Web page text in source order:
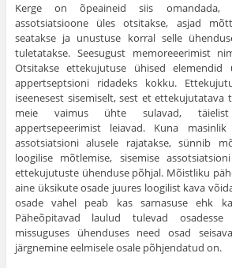
Kerge on õpeaineid siis omandada,
assotsiatsioone üles otsitakse, asjad
seatakse ja unustuse korral selle
tuletatakse. Seesugust memoreeerimist
Otsitakse ettekujutuse ühised elemendid
appertseptsioni ridadeks kokku.
iseenesest sisemiselt, sest et ettekujutatava
meie vaimus ühte sulavad,
appertsepeerimist leiavad. Kuna
assotsiatsioni alusele rajatakse, sünnib
loogilise mõtlemise, sisemise
ettekujutuste ühenduse põhjal. Mõistliku
aine üksikute osade juures loogilist kava
osade vahel peab kas sarnasuse ehk
Päheõpitavad laulud tulevad
missuguses ühenduses need osad
järgnemine eelmisele osale põhjendatud on.